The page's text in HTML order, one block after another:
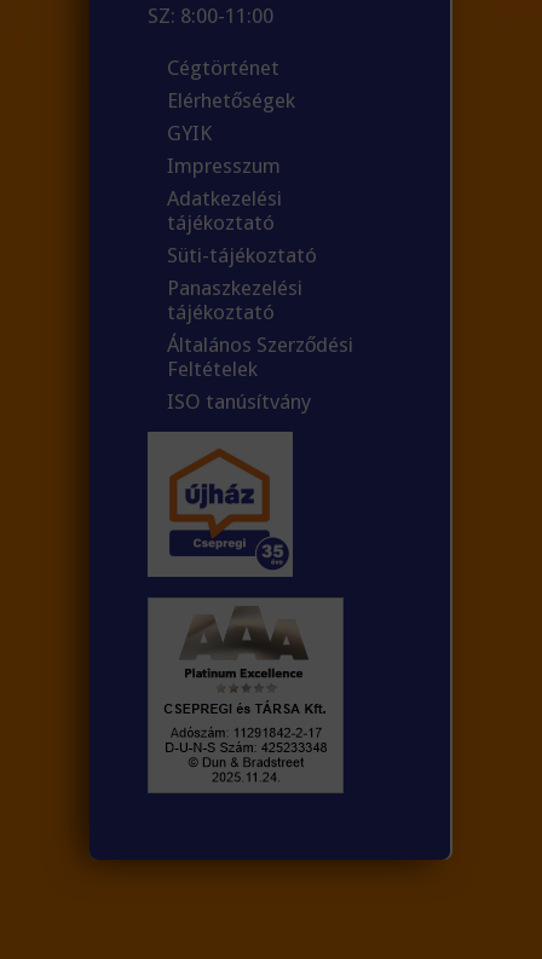
SZ: 8:00-11:00
Cégtörténet
Elérhetőségek
GYIK
Impresszum
Adatkezelési
tájékoztató
Süti-tájékoztató
Panaszkezelési
tájékoztató
Általános Szerződési
Feltételek
ISO tanúsítvány